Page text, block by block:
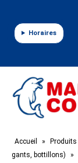
Horaires
Accueil » Produits
gants, bottillons)
»